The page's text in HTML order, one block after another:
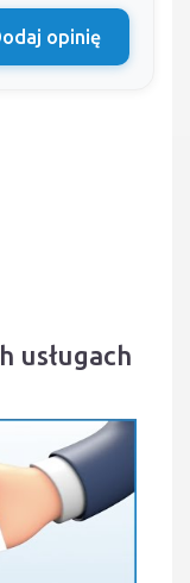
opinię
usługach